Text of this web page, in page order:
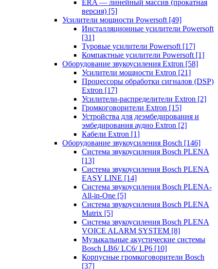
ERA — линейный массив (прокатная
версия) [5]
Усилители мощности Powersoft [49]
Инсталляционные усилители Powersoft
[31]
Туровые усилители Powersoft [17]
Компактные усилители Powersoft [1]
Оборудование звукоусиления Extron [58]
Усилители мощности Extron [21]
Процессоры обработки сигналов (DSP)
Extron [17]
Усилители-распределители Extron [2]
Громкоговорители Extron [15]
Устройства для деэмбедирования и
эмбедирования аудио Extron [2]
Кабели Extron [1]
Оборудование звукоусиления Bosch [146]
Система звукоусиления Bosch PLENA
[13]
Система звукоусиления Bosch PLENA
EASY LINE [14]
Система звукоусиления Bosch PLENA-
All-in-One [5]
Система звукоусиления Bosch PLENA
Matrix [5]
Система звукоусиления Bosch PLENA
VOICE ALARM SYSTEM [8]
Музыкальные акустические системы
Bosch LB6/ LC6/ LP6 [10]
Корпусные громкоговорители Bosch
[37]